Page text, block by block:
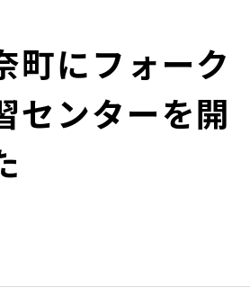
店舗運
（直営
環境イ
機械校
町にフォーク
センターを開